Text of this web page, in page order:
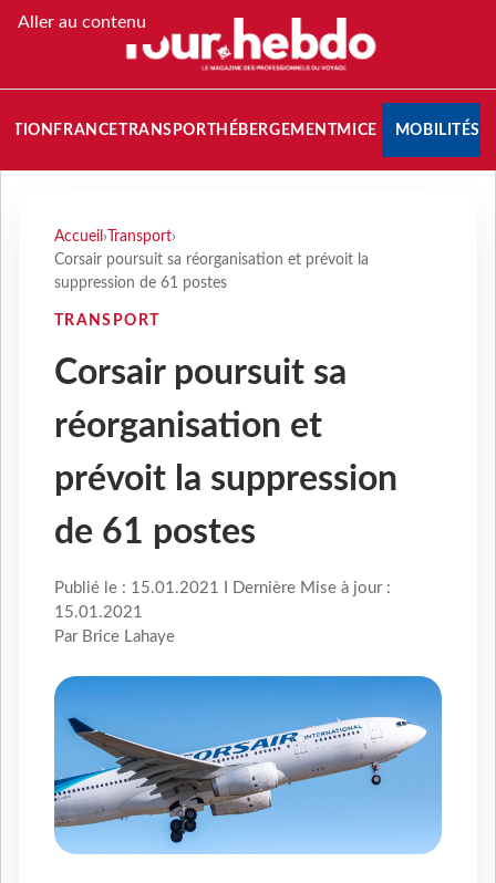
Aller au contenu
FRANCETRANSPORT HÉBERGEMENTMICE MOBILITÉS
Accueil › Transport›
Corsair poursuit sa réorganisation et prévoit la
suppression de 61 postes
TRANSPORT
Corsair poursuit sa
réorganisation et
prévoit la suppression
de 61 postes
Publié le : 15.01.2021 I Dernière Mise à jour :
15.01.2021
Par Brice Lahaye